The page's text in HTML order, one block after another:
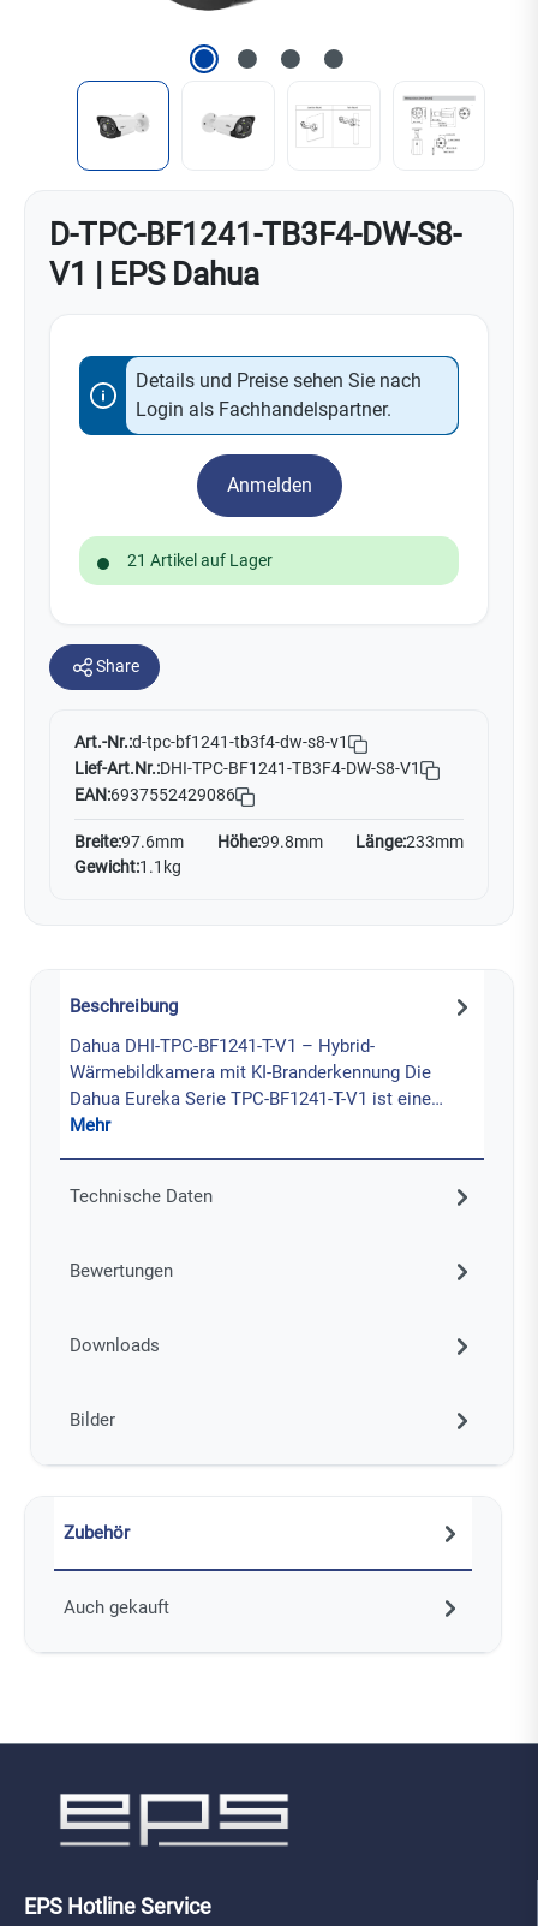
D-TPC-BF1241-TB3F4-DW-S8-
V1 | EPS Dahua
Details und Preise sehen Sie nach
Login als Fachhandelspartner.
Anmelden
21 Artikel auf Lager
Share
Art.-Nr.:d-tpc-bf1241-tb3f4-dw-s8-v1
Lief-Art.Nr.:DHI-TPC-BF1241-TB3F4-DW-S8-V1
EAN:6937552429086
Breite:97.6mm Höhe:99.8mm Länge:233mm
Gewicht:1.1kg
Beschreibung
Dahua DHI-TPC-BF1241-T-V1 – Hybrid-
Wärmebildkamera mit KI-Branderkennung Die
Dahua Eureka Serie TPC-BF1241-T-V1 ist eine…
Mehr
Technische Daten
Bewertungen
Downloads
Bilder
Zubehör
Auch gekauft
EPS Hotline Service